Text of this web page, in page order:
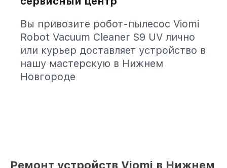
Вы привозите робот-пылесос Viomi
Robot Vacuum Cleaner S9 UV лично
или курьер доставляет устройство в
нашу мастерскую в Нижнем
Новгороде
Ремонт устройств Viomi в Нижнем